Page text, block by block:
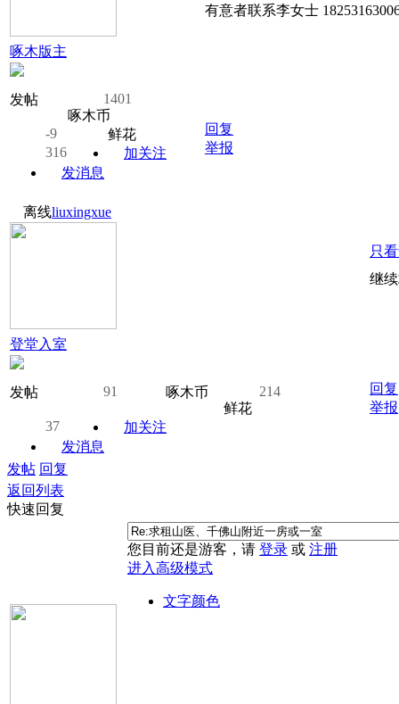
啄木版主
发帖
1401
啄木币
-9
鲜花
316
加关注
发消息
有意者联系李女士
回复
举报
离线liuxingxue
登堂入室
发帖 91 啄木币
214
鲜花
37
加关注
发消息
只
继
回复
举报
发帖 回复
返回列表
快速回复
您目前还是游客，请 登录 或 注册
进入高级模式
文字颜色